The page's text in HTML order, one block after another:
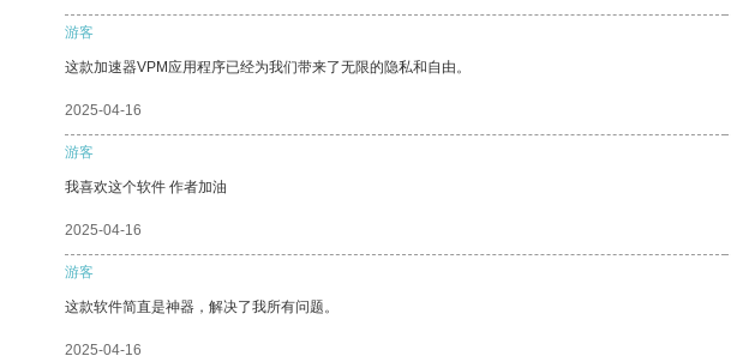
游客
这款加速器VPM应用程序已经为我们带来了无限的隐私和自由。
2025-04-16
游客
我喜欢这个软件 作者加油
2025-04-16
游客
这款软件简直是神器，解决了我所有问题。
2025-04-16